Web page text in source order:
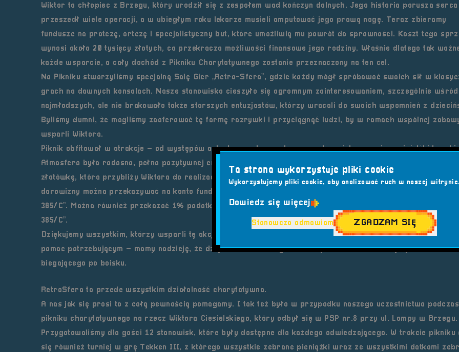
Wiktor to chłopiec z Brzegu, który urodził się z zespołem wad kończyn dolnych. Jego historia porusza
przeszedł wiele operacji, a w ubiegłym roku lekarze musieli amputować jego prawą nogę. Teraz zbieramy
fundusze na protezę, ortezę i specjalistyczny but, które umożliwią mu powrót do sprawności. Koszt tego
wynosi około 20 tysięcy złotych, co przekracza możliwości finansowe jego rodziny. Właśnie dlatego tak
każde wsparcie, a cały dochód z Pikniku Charytatywnego zostanie przeznaczony na ten cel.
Na Pikniku stworzyliśmy specjalną Salę Gier „Retro-Sfera”, gdzie każdy mógł spróbować swoich sił w
grach na dawnych konsolach. Nasze stanowisko cieszyło się ogromnym zainteresowaniem, szczególnie wśród
najmłodszych, ale nie brakowało także starszych entuzjastów, którzy wracali do swoich wspomnień z
Byliśmy dumni, że mogliśmy zaoferować tę formę rozrywki i przyciągnąć ludzi, by w ramach wspólnej
wsparli Wiktora.
Piknik obfitował w atrakcje – od występów artystycznych po pokaz sprzętu wojskowego i przejażdżki
Atmosfera była radosna, pełna pozytywnej energii i zaangażowania. Uczestnicy mogli wrzucić symboliczną
złotówkę, która przybliży Wiktora do realizacji marzeń. Każdy, kto nie mógł dotrzeć na piknik, nadal może
darowizny można przekazywać na konto fundacji: 89 8944 0003 0000 2088 2000 0010, z tytułem: „Wiktor
385/C”. Można również przekazać 1% podatku na numer KRS: 0000186434, cel szczegółowy: „Wiktor
385/C”.
Dziękujemy wszystkim, którzy wsparli tę akcję. RetroSfera zawsze chętnie angażuje się w inicjatywy niosące
pomoc potrzebującym – mamy nadzieję, że dzięki takiemu zaangażowaniu już wkrótce zobaczymy Wiktora
biegającego po boisku.
RetroSfera to przede wszystkim działalność charytatywna.
A nas jak się prosi to z całą pewnością pomagamy. I tak też było w przypadku naszego uczestnictwa podczas
pikniku charytatywnego na rzecz Wiktora Ciesielskiego, który odbył się w PSP nr.8 przy ul. Lompy w Brzegu.
Przygotowaliśmy dla gości 12 stanowisk, które były dostępne dla każdego odwiedzającego. W trakcie pikniku
się również turniej w grę Tekken III, z którego wszystkie zebrane pieniążki wraz ze wszystkimi datkami
Ta strona wykorzystuje pliki cookie
Wykorzystujemy pliki cookie, aby analizować ruch w naszej
Dowiedz się więcej
Stanowczo odmawiam ZGADZAM SIĘ